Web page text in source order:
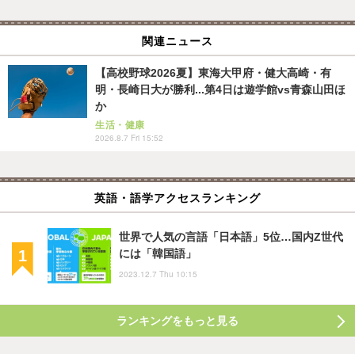
関連ニュース
【高校野球2026夏】東海大甲府・健大高崎・有
明・長崎日大が勝利...第4日は遊学館vs青森山田ほ
か
生活・健康
2026.8.7 Fri 15:52
英語・語学アクセスランキング
世界で人気の言語「日本語」5位…国内Z世代
には「韓国語」
2023.12.7 Thu 10:15
ランキングをもっと見る